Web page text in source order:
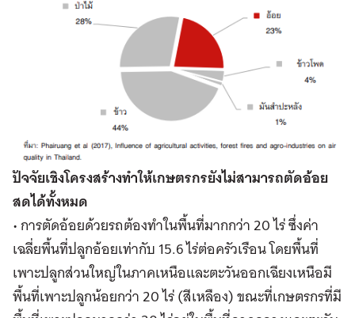
ปัจจัยเชิงโครงสร้างทำให้เกษตรกรยังไม่สามารถตัดอ้อย
สดได้ทั้งหมด
• การตัดอ้อยด้วยรถต้องทำในพื้นที่มากกว่า 20 ไร่ ซึ่งค่า
เฉลี่ยพื้นที่ปลูกอ้อยเท่ากับ 15.6 ไร่ต่อครัวเรือน โดยพื้นที่
เพาะปลูกส่วนใหญ่ในภาคเหนือและตะวันออกเฉียงเหนือมี
พื้นที่เพาะปลูกน้อยกว่า 20 ไร่ (สีเหลือง) ขณะที่เกษตรกรที่มี